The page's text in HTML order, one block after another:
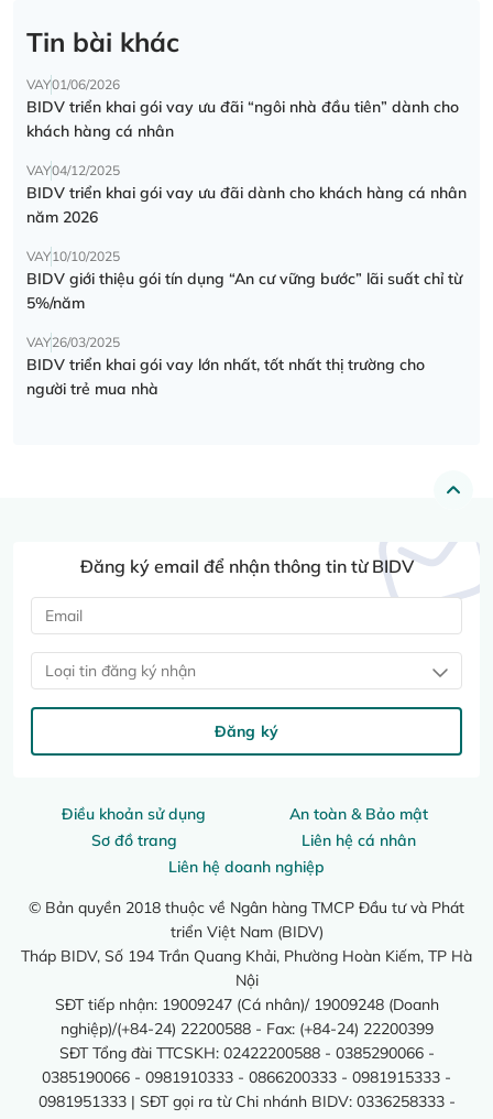
Tin bài khác
VAY01/06/2026
BIDV triển khai gói vay ưu đãi “ngôi nhà đầu tiên” dành cho
khách hàng cá nhân
VAY04/12/2025
BIDV triển khai gói vay ưu đãi dành cho khách hàng cá nhân
năm 2026
VAY10/10/2025
BIDV giới thiệu gói tín dụng “An cư vững bước” lãi suất chỉ từ
5%/năm
VAY26/03/2025
BIDV triển khai gói vay lớn nhất, tốt nhất thị trường cho
người trẻ mua nhà
Điều khoản sử dụng
An toàn & Bảo mật
Sơ đồ trang
Liên hệ cá nhân
Liên hệ doanh nghiệp
© Bản quyền 2018 thuộc về Ngân hàng TMCP Đầu tư và Phát
triển Việt Nam (BIDV)
Tháp BIDV, Số 194 Trần Quang Khải, Phường Hoàn Kiếm, TP Hà
Nội
SĐT tiếp nhận: 19009247 (Cá nhân)/ 19009248 (Doanh
nghiệp)/(+84-24) 22200588 - Fax: (+84-24) 22200399
SĐT Tổng đài TTCSKH: 02422200588 - 0385290066 -
0385190066 - 0981910333 - 0866200333 - 0981915333 -
0981951333 | SĐT gọi ra từ Chi nhánh BIDV: 0336258333 -
Đăng ký email để nhận thông tin từ BIDV
Loại tin đăng ký nhận
Đăng ký